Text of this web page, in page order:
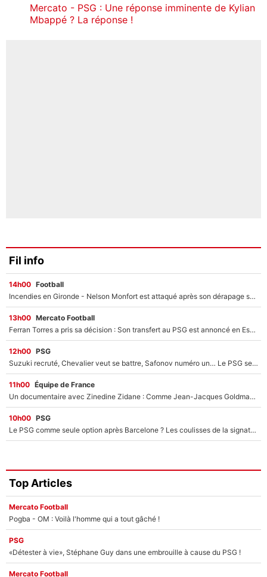
Mercato - PSG : Une réponse imminente de Kylian
Mbappé ? La réponse !
Fil info
14h00 Football
Incendies en Gironde - Nelson Monfort est attaqué après son dérapage sur CNews : «Et lui, il prend combien pour parler dans un studio climatisé?»
13h00 Mercato Football
Ferran Torres a pris sa décision : Son transfert au PSG est annoncé en Espagne !
12h00 PSG
Suzuki recruté, Chevalier veut se battre, Safonov numéro un… Le PSG se lance encore dans un gros chantier pour le poste de gardien de but
11h00 Équipe de France
Un documentaire avec Zinedine Zidane : Comme Jean-Jacques Goldman et Mylène Farmer, le nouveau sélectionneur de l'équipe de France a recalé une journaliste très connue
10h00 PSG
Le PSG comme seule option après Barcelone ? Les coulisses de la signature historique de Lionel Messi sont révélées au grand jour !
Top Articles
Mercato Football
Pogba - OM : Voilà l'homme qui a tout gâché !
PSG
«Détester à vie», Stéphane Guy dans une embrouille à cause du PSG !
Mercato Football